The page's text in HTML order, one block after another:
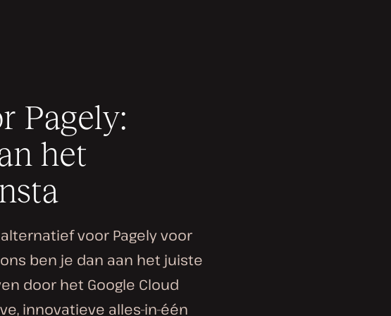
Pagely:
het
voor Pagely voor
ben je dan aan het juiste
door het Google Cloud
innovatieve alles-in-één